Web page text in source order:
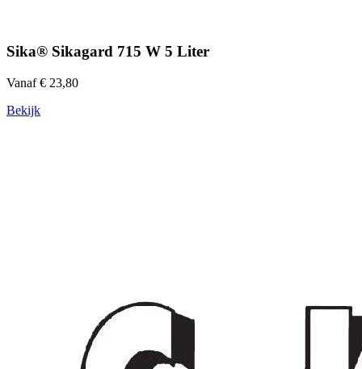
Sika® Sikagard 715 W 5 Liter
Vanaf € 23,80
Bekijk